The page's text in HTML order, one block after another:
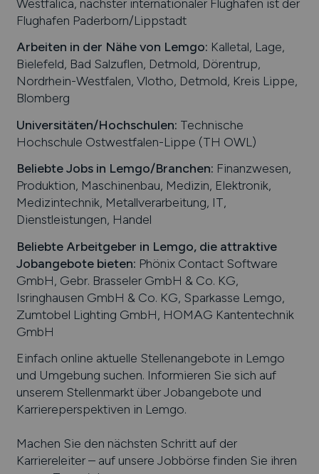
Flughafen Paderborn/Lippstadt
Arbeiten in der Nähe von Lemgo: Kalletal, Lage,
Bielefeld, Bad Salzuflen, Detmold, Dörentrup,
Nordrhein-Westfalen, Vlotho, Detmold, Kreis Lippe,
Blomberg
Universitäten/Hochschulen: Technische
Hochschule Ostwestfalen-Lippe (TH OWL)
Beliebte Jobs in Lemgo/Branchen: Finanzwesen,
Produktion, Maschinenbau, Medizin, Elektronik,
Medizintechnik, Metallverarbeitung, IT,
Dienstleistungen, Handel
Beliebte Arbeitgeber in Lemgo, die attraktive
Jobangebote bieten: Phönix Contact Software
GmbH, Gebr. Brasseler GmbH & Co. KG,
Isringhausen GmbH & Co. KG, Sparkasse Lemgo,
Zumtobel Lighting GmbH, HOMAG Kantentechnik
GmbH
Einfach online aktuelle Stellenangebote in Lemgo
und Umgebung suchen. Informieren Sie sich auf
unserem Stellenmarkt über Jobangebote und
Karriereperspektiven in Lemgo.
Machen Sie den nächsten Schritt auf der
Karriereleiter – auf unsere Jobbörse finden Sie ihren